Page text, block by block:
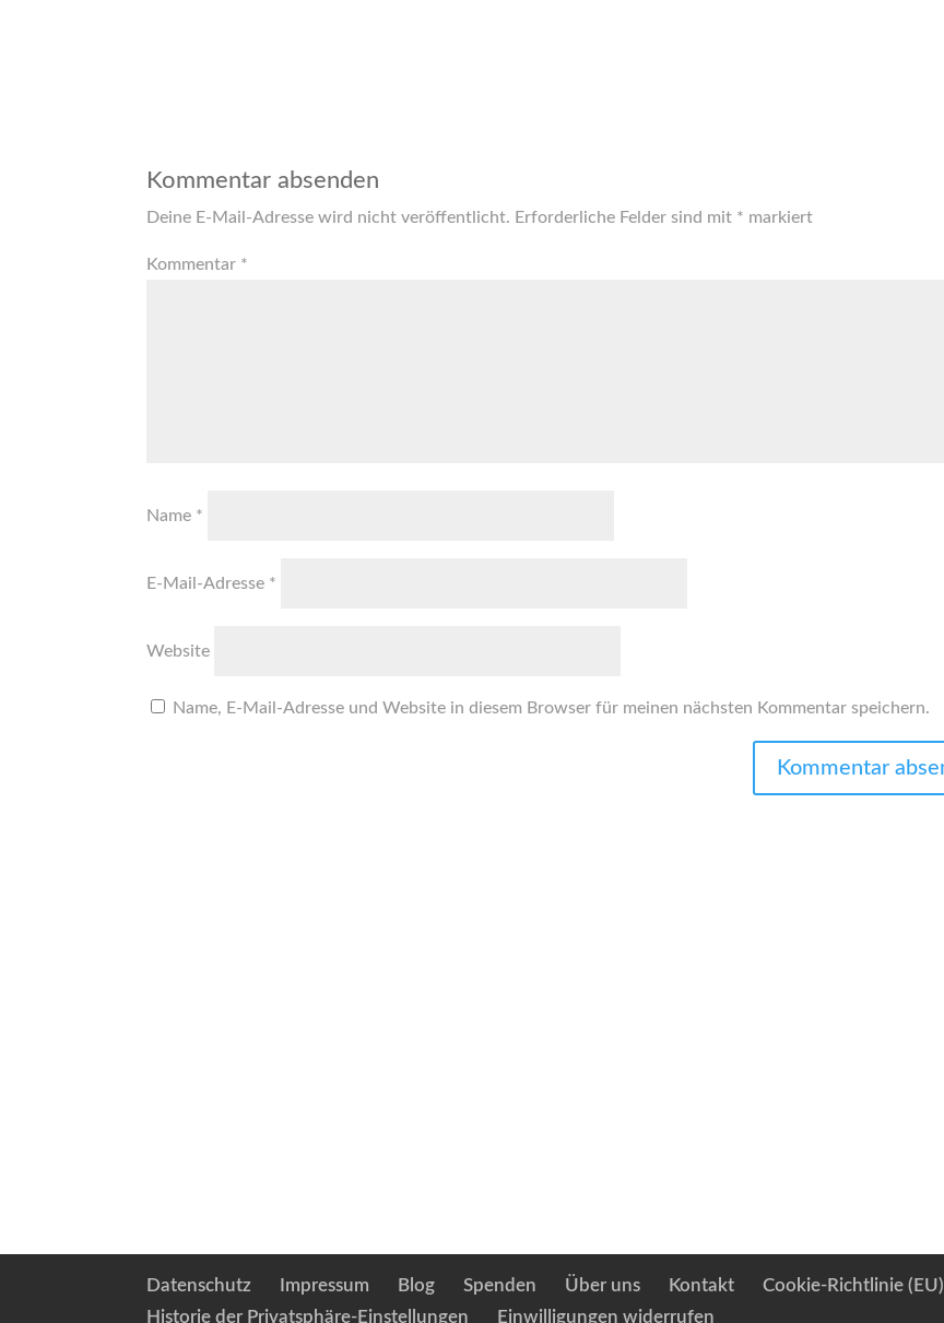
Kommentar absenden
Deine E-Mail-Adresse wird nicht veröffentlicht. Erforderliche Felder sind mit * markiert
Kommentar *
Name *
E-Mail-Adresse *
Website
Name, E-Mail-Adresse und Website in diesem Browser für meinen nächsten Kommentar speichern.
Datenschutz Impressum Blog Spenden Über uns Kontakt Cookie-Richtlinie (EU)
Historie der Privatsphäre-Einstellungen
Einwilligungen widerrufen